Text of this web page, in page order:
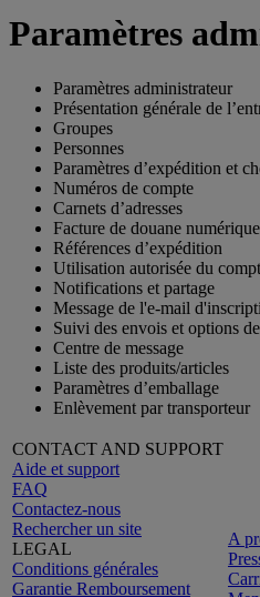
Paramètres
Paramètres administrateur
Présentation générale de
Groupes
Personnes
Paramètres d’expédition et
Numéros de compte
Carnets d’adresses
Facture de douane numérique
Références d’expédition
Utilisation autorisée du
Notifications et partage
Message de l'e-mail
Suivi des envois et options
Centre de message
Liste des produits/articles
Paramètres d’emballage
Enlèvement par transporteur
CONTACT AND SUPPORT
Aide et support
FAQ
Contactez-nous
Rechercher un site
LEGAL
Conditions générales
Garantie Remboursement
A